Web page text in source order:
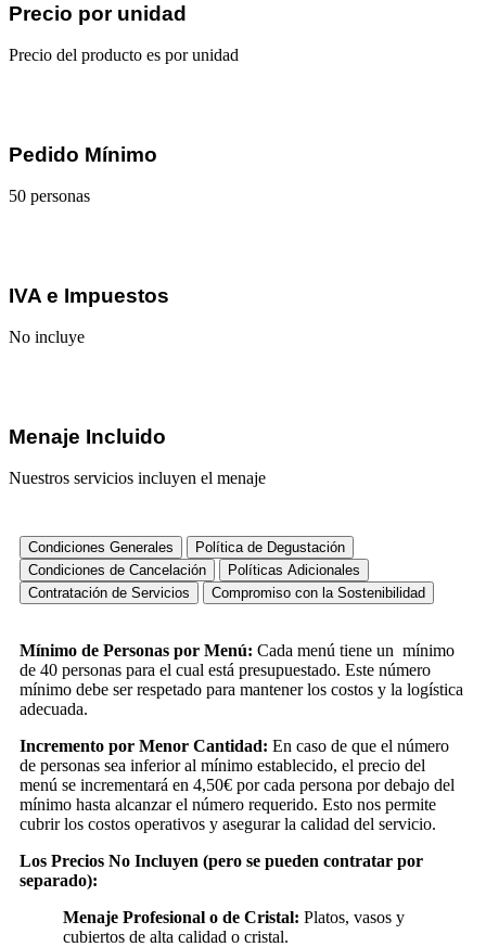
Precio por unidad
Precio del producto es por unidad
Pedido Mínimo
50 personas
IVA e Impuestos
No incluye
Menaje Incluido
Nuestros servicios incluyen el menaje
Condiciones Generales
Política de Degustación
Condiciones de Cancelación
Políticas Adicionales
Contratación de Servicios
Compromiso con la Sostenibilidad
Mínimo de Personas por Menú: Cada menú tiene un mínimo
de 40 personas para el cual está presupuestado. Este número
mínimo debe ser respetado para mantener los costos y la logística
adecuada.
Incremento por Menor Cantidad: En caso de que el número
de personas sea inferior al mínimo establecido, el precio del
menú se incrementará en 4,50€ por cada persona por debajo del
mínimo hasta alcanzar el número requerido. Esto nos permite
cubrir los costos operativos y asegurar la calidad del servicio.
Los Precios No Incluyen (pero se pueden contratar por
separado):
Menaje Profesional o de Cristal: Platos, vasos y
cubiertos de alta calidad o cristal.